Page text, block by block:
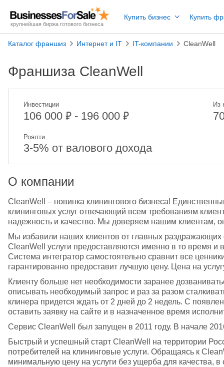
крупнейшая биржа готового бизнеса
Купить бизнес Купить
Каталог франшиз Интернет и IT IT-компании CleanWell
Франшиза CleanWell
Инвестиции
106 000 ₽ - 196 000 ₽
Из
Роялти
3-5% от валового дохода
О компании
CleanWell – новинка клинингового бизнеса!
клининговых услуг отвечающий всем требованиям
надежность и качество. Мы доверяем нашим клиентам,
Мы избавили наших клиентов от главных
CleanWell услуги предоставляются именно в то время и в
Система интегратор самостоятельно сравнит все
гарантированно предоставит лучшую цену. Цена на
Клиенту больше нет необходимости заранее
описывать необходимый запрос и раз за разом
клинера придется ждать от 2 дней до 2 недель. С
оставить заявку на сайте и в назначенное время
Сервис CleanWell был запущен в 2011 году. В начале
Быстрый и успешный старт CleanWell на территории
потребителей на клининговые услуги. Обращаясь к
минимальную цену на услуги без ущерба для качества, в